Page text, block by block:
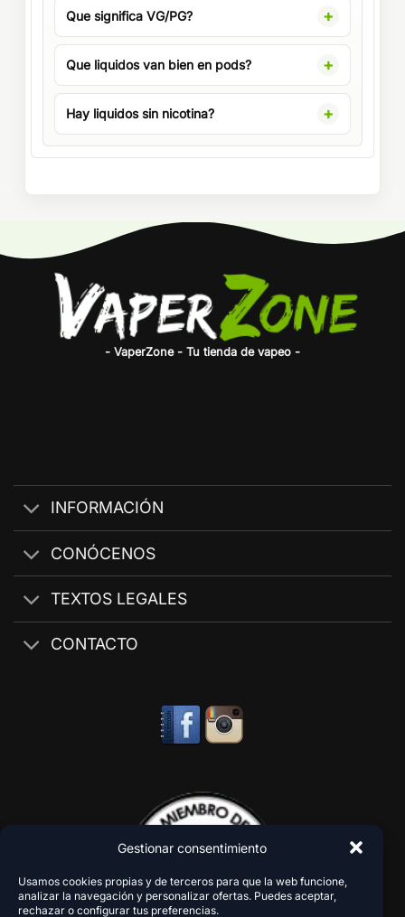
Gestionar consentimiento
Usamos cookies propias y de terceros para que la web funcione,
analizar la navegación y personalizar ofertas. Puedes aceptar,
rechazar o configurar tus preferencias.
Que significa VG/PG?
Que liquidos van bien en pods?
Hay liquidos sin nicotina?
- VaperZone - Tu tienda de vapeo -
INFORMACIÓN
CONÓCENOS
TEXTOS LEGALES
CONTACTO